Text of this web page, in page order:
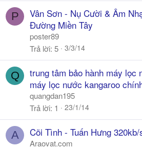
P
Vân Sơn - Nụ Cười & Âm
Đường Miền Tây
poster89
Trả lời 5 3/3/14
Q
trung tâm bảo hành máy lọc
máy lọc nước kangaroo
quangdan195
Trả lời 1 23/1/14
A Cõi Tình - Tuấn Hưng 320kb/
Araovat.com